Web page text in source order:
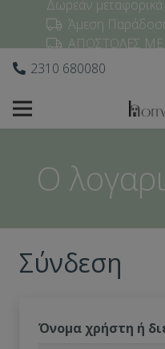
Δωρεάν
Άμεση
ΑΠΟΣΤΟΛΕΣ ΜΕ
2310 680080
Ο
Σύνδεση
Όνομα χρήστη ή